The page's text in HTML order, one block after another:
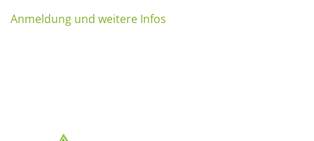
Anmeldung und weitere Infos